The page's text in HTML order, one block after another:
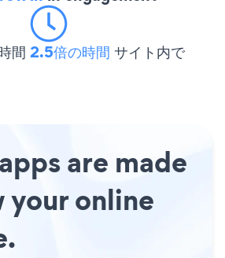
間 2.5倍の時間 サイト内で
are made
online